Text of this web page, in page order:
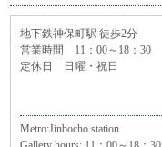
地下鉄神保町駅 徒歩2分
営業時間 11：00～18：30
定休日 日曜・祝日
Metro:Jinbocho station